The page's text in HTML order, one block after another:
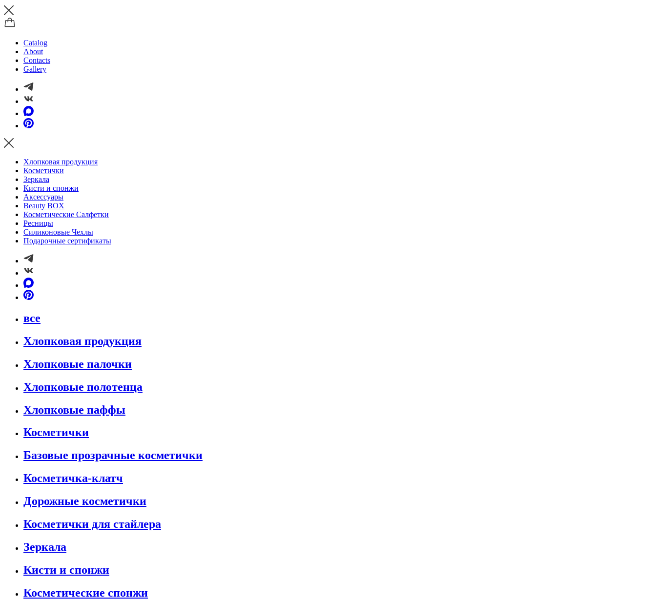
Catalog
About
Contacts
Gallery
Хлопковая продукция
Косметички
Зеркала
Кисти и спонжи
Аксессуары
Beauty BOX
Косметические Салфетки
Ресницы
Силиконовые Чехлы
Подарочные сертификаты
все
Хлопковая продукция
Хлопковые палочки
Хлопковые полотенца
Хлопковые паффы
Косметички
Базовые прозрачные косметички
Косметичка-клатч
Дорожные косметички
Косметички для стайлера
Зеркала
Кисти и спонжи
Косметические спонжи